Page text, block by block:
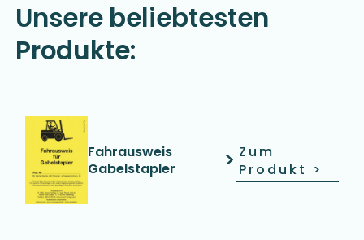
Unsere beliebtesten
Produkte:
Fahrausweis
Gabelstapler
> Zum
Produkt >